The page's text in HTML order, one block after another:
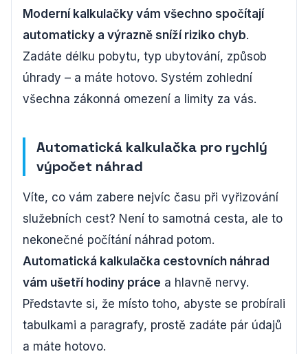
Moderní kalkulačky vám všechno spočítají
automaticky a výrazně sníží riziko chyb.
Zadáte délku pobytu, typ ubytování, způsob
úhrady – a máte hotovo. Systém zohlední
všechna zákonná omezení a limity za vás.
Automatická kalkulačka pro rychlý
výpočet náhrad
Víte, co vám zabere nejvíc času při vyřizování
služebních cest? Není to samotná cesta, ale to
nekonečné počítání náhrad potom.
Automatická kalkulačka cestovních náhrad
vám ušetří hodiny práce a hlavně nervy.
Představte si, že místo toho, abyste se probírali
tabulkami a paragrafy, prostě zadáte pár údajů
a máte hotovo.